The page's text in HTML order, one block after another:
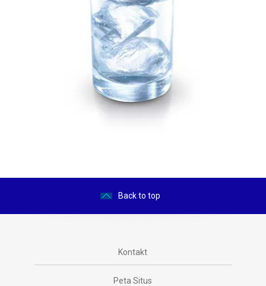
Back to top
Kontakt
Peta Situs